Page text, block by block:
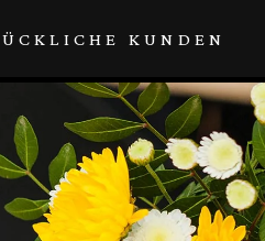
KUNDEN